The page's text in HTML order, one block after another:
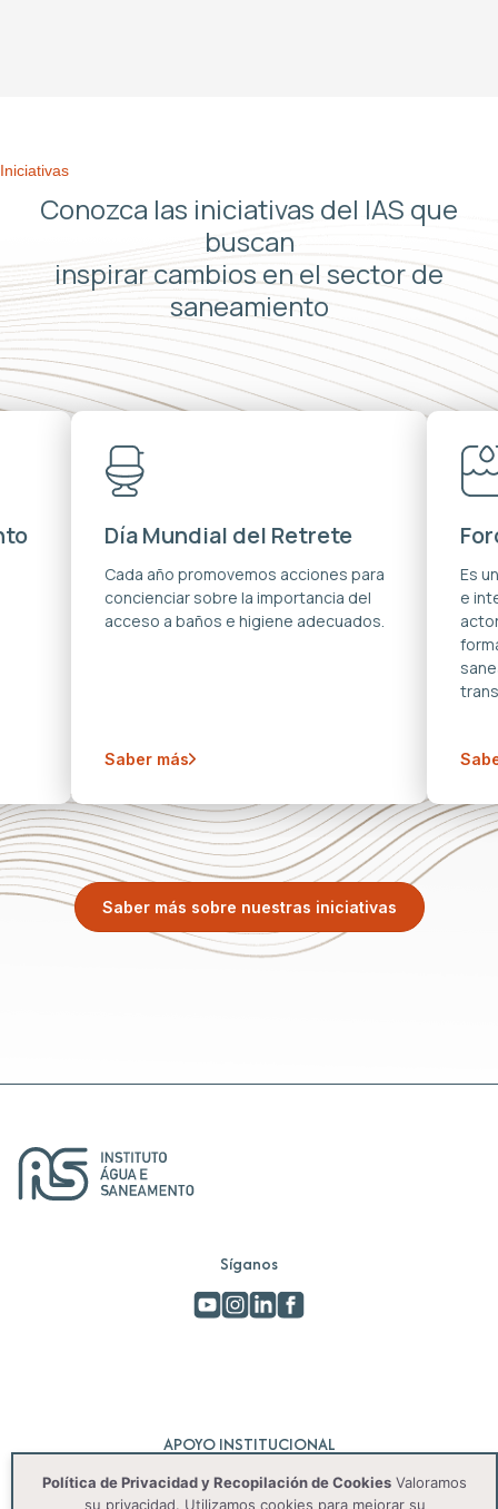
Iniciativas
Conozca las iniciativas del IAS que
buscan
inspirar cambios en el sector de
saneamiento
Día Mundial del Retrete
Cada año promovemos acciones para
concienciar sobre la importancia del
acceso a baños e higiene adecuados.
Saber más
Es
e
Saber más sobre nuestras iniciativas
Síganos
APOYO INSTITUCIONAL
Política de Privacidad y Recopilación de Cookies Valoramos
su privacidad. Utilizamos cookies para mejorar su